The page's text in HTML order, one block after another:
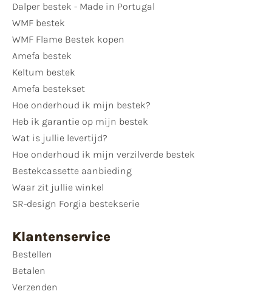
Dalper bestek - Made in Portugal
WMF bestek
WMF Flame Bestek kopen
Amefa bestek
Keltum bestek
Amefa bestekset
Hoe onderhoud ik mijn bestek?
Heb ik garantie op mijn bestek
Wat is jullie levertijd?
Hoe onderhoud ik mijn verzilverde bestek
Bestekcassette aanbieding
Waar zit jullie winkel
SR-design Forgia bestekserie
Klantenservice
Bestellen
Betalen
Verzenden